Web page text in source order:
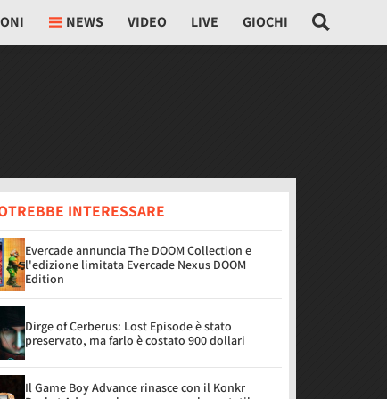
NEWS VIDEO LIVE GIOCHI
INTERESSARE
Evercade annuncia The DOOM Collection e
l'edizione limitata Evercade Nexus DOOM
Edition
Dirge of Cerberus: Lost Episode è stato
preservato, ma farlo è costato 900 dollari
Il Game Boy Advance rinasce con il Konkr